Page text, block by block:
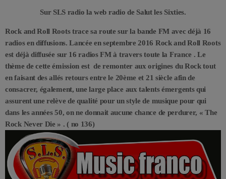
Sur SLS radio la web radio de Salut les Sixties.
Rock and Roll Roots trace sa route sur la bande FM avec déjà 16
radios en diffusions. Lancée en septembre 2016 Rock and Roll Roots
est déjà diffusée sur 16 radios FM à travers toute la France . Le
thème de cette émission est de remonter aux origines du Rock tout
en faisant des allés retours entre le 20ème et 21 siècle afin de
consacrer, également, une large place aux talents émergents qui
assurent une relève de qualité pour un style de musique pour qui
dans les années 50, on ne donnait aucune chance de perdurer, « The
Rock Never Die » . ( no 136)